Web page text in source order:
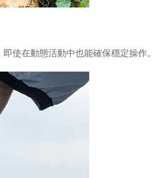
使在動態活動中也能確保穩定操作。